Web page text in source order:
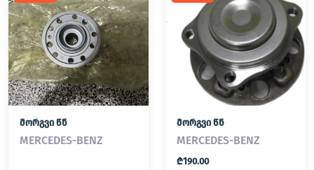
მორგვი წნ
MERCEDES-BENZ
მორგვი წნ
MERCEDES-BENZ
₾190.00